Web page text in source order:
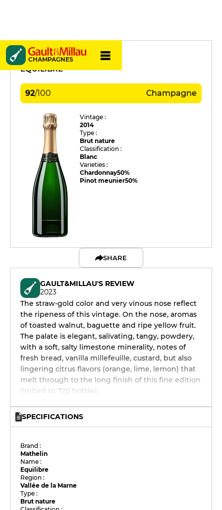
CHAMPAGNES
Mathelin
EQUILIBRE
92/100 Champagne
Vintage :
2014
Type :
Brut nature
Classification :
Blanc
Varieties :
Chardonnay50%
Pinot meunier50%
SHARE
GAULT&MILLAU'S REVIEW
2023
The straw-gold color and very vinous nose reflect
the ripeness of this vintage. On the nose, aromas
of toasted walnut, baguette and ripe yellow fruit.
The palate is elegant, salivating, tangy, powdery,
with a soft, salty limestone minerality, notes of
fresh bread, vanilla millefeuille, custard, but also
lingering citrus flavors (orange, lime, lemon) that
melt through to the long finish of this fine edition
limited to 720 bottles.
SPECIFICATIONS
Brand :
Mathelin
Name :
Equilibre
Region :
Vallée de la Marne
Type :
Brut nature